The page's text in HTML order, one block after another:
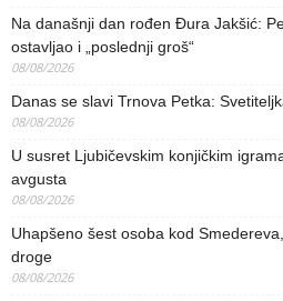
Na današnji dan rođen Đura Jakšić:
ostavljao i „poslednji groš“
08/08/2026
Danas se slavi Trnova Petka:
08/08/2026
U susret Ljubičevskim konjičkim
avgusta
08/08/2026
Uhapšeno šest osoba kod
droge
08/08/2026